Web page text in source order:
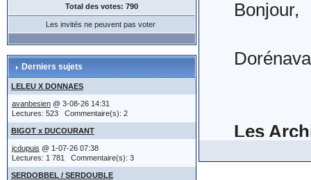
Total des votes: 790
Les invités ne peuvent pas voter
Derniers sujets
LELEU X DONNAES
avanbesien@ 3-08-26 14:31
Lectures: 523 Commentaire(s): 2
BIGOT x DUCOURANT
jcdupuis @ 1-07-26 07:38
Lectures: 1 781 Commentaire(s): 3
SERDOBBEL / SERDOUBLE
Pour
mise en
Il va
1°)
plupart
bas de
détiendrait
Inutile de
moment
(IMG:
Lancer
Lors de
sujet,
pour
Bonjour,
Les